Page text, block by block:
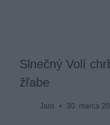
Slnečný Volí
žľabe
Jaro 30. marca